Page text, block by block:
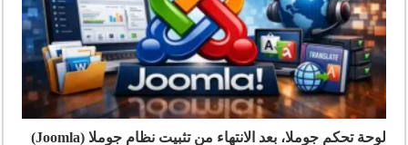
لوحة تحكم جوملا، بعد الانتهاء من تثبيت نظام جوملا (Joomla)